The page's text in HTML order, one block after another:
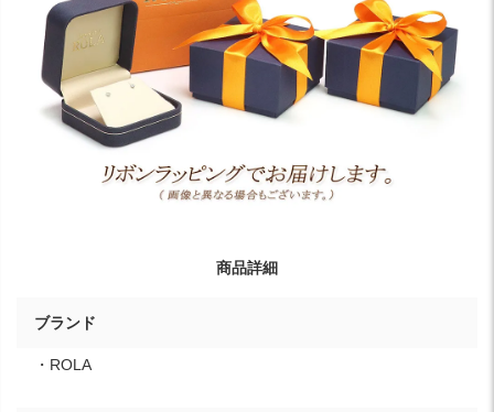
商品詳細
ブランド
・ROLA